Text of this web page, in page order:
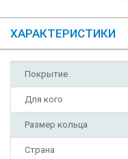
ХАРАКТЕРИСТИКИ
Покрытие
Для кого
Размер кольца
Страна